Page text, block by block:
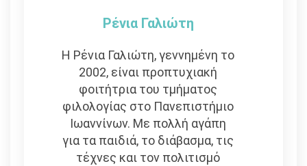
Ρένια Γαλιώτη
Η Ρένια Γαλιώτη, γεννημένη το
2002, είναι προπτυχιακή
φοιτήτρια του τμήματος
φιλολογίας στο Πανεπιστήμιο
Ιωαννίνων. Με πολλή αγάπη
για τα παιδιά, το διάβασμα, τις
τέχνες και τον πολιτισμό